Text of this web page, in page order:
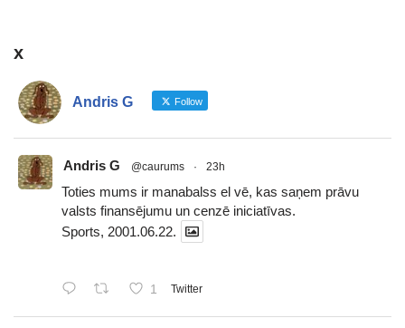
x
Andris G Follow
Andris G @caurums · 23h
Toties mums ir manabalss el vē, kas saņem prāvu
valsts finansējumu un cenzē iniciatīvas.
Sports, 2001.06.22.
1 Twitter